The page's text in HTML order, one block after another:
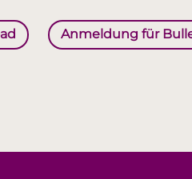
Anmeldung für